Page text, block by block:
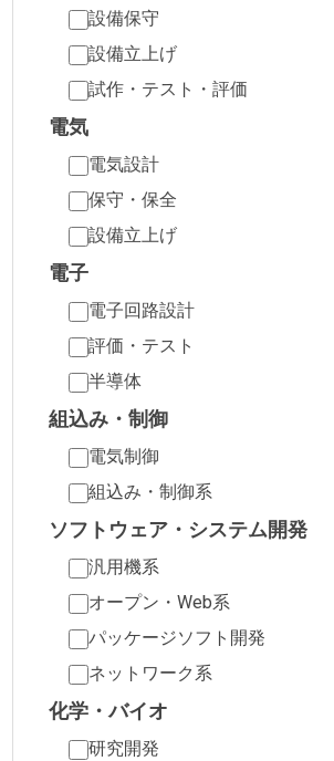
設備保守
設備立上げ
試作・テスト・評価
電気
電気設計
保守・保全
設備立上げ
電子
電子回路設計
評価・テスト
半導体
組込み・制御
電気制御
組込み・制御系
ソフトウェア・システム開発
汎用機系
オープン・Web系
パッケージソフト開発
ネットワーク系
化学・バイオ
研究開発